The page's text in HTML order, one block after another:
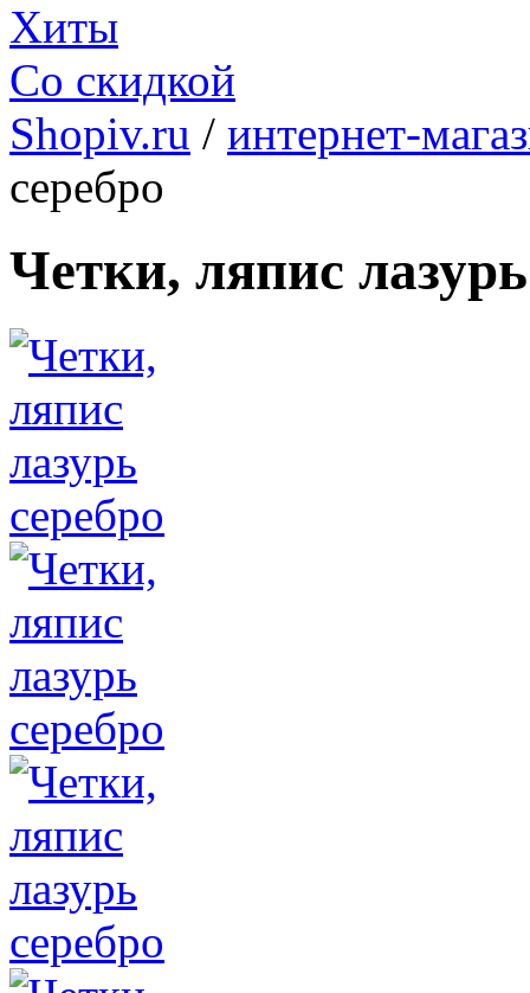
Хиты
Со скидкой
Shopiv.ru / интернет-
серебро
Четки, ляпис